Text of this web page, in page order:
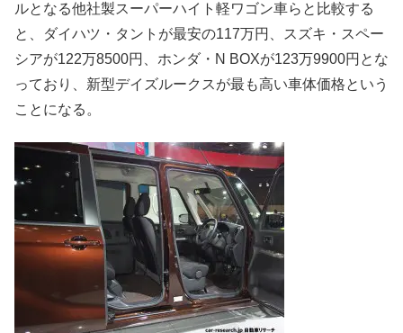
ルとなる他社製スーパーハイト軽ワゴン車らと比較する
と、ダイハツ・タントが最安の117万円、スズキ・スペー
シアが122万8500円、ホンダ・N BOXが123万9900円とな
っており、新型デイズルークスが最も高い車体価格という
ことになる。